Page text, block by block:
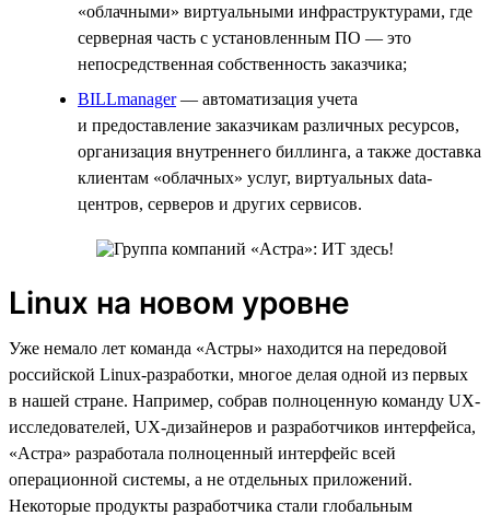
«облачными» виртуальными инфраструктурами, где
серверная часть с установленным ПО — это
непосредственная собственность заказчика;
BILLmanager— автоматизация учета
и предоставление заказчикам различных ресурсов,
организация внутреннего биллинга, а также доставка
клиентам «облачных» услуг, виртуальных data-
центров, серверов и других сервисов.
Linux на новом уровне
Уже немало лет команда «Астры» находится на передовой
российской Linux-разработки, многое делая одной из первых
в нашей стране. Например, собрав полноценную команду UX-
исследователей, UX-дизайнеров и разработчиков интерфейса,
«Астра» разработала полноценный интерфейс всей
операционной системы, а не отдельных приложений.
Некоторые продукты разработчика стали глобальным